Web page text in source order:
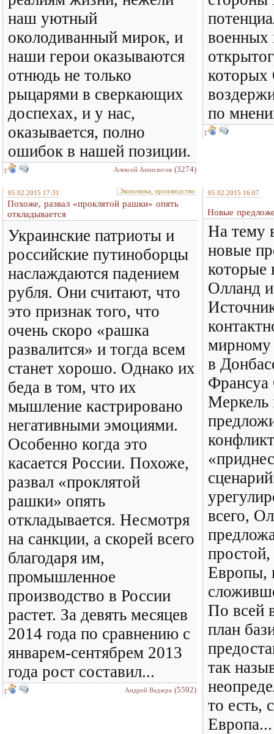
наш уютный
околодиванный мирок, и
наши герои оказываются
отнюдь не только
рыцарями в сверкающих
доспехах, и у нас,
оказывается, полно
ошибок в нашей позиции.
1 Алексей Анпилогов (3274)
военных
которых
по
1
05.02.2015 17:31 Экономика, производство
Похоже, развал «проклятой рашки» опять
откладывается
Украинские патриоты и
российские путиноборцы
наслаждаются падением
рубля. Они считают, что
это признак того, что
очень скоро «рашка
развалится» и тогда всем
станет хорошо. Однако их
беда в том, что их
мышление кастрировано
негативными эмоциями.
Особенно когда это
касается России. Похоже,
развал «проклятой
рашки» опять
откладывается. Несмотря
на санкции, а скорей всего
благодаря им,
промышленное
производство в России
растет. За девять месяцев
2014 года по сравнению с
январем-сентябрем 2013
года рост составил...
1 Андрей Ваджра (5592)
05.02.2015 16:07
Новые
На тему
новые
которые
Олланд
мирному
в
Франсуа
Меркель
всего,
простой,
Европы,
По всей
план
так
то есть,
Европа...